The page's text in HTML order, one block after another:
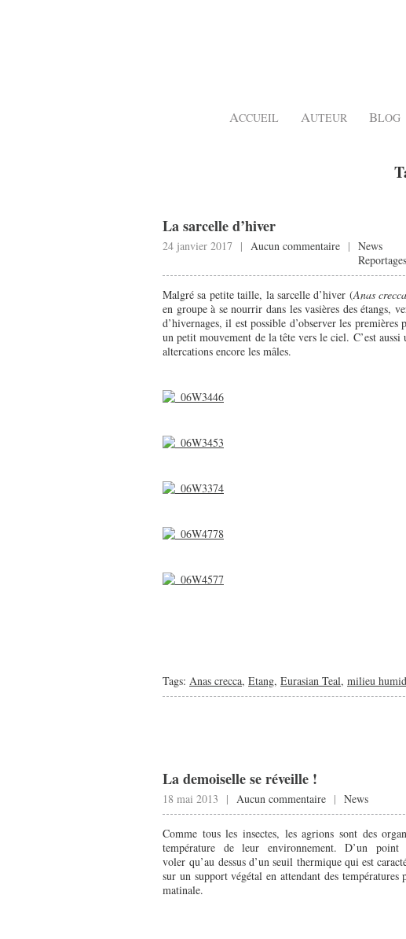
ACCUEIL AUTEUR BLOG
La sarcelle d’hiver
24 janvier 2017 | Aucun commentaire | News
Malgré sa petite taille, la sarcelle d’hiver (Anas
en groupe à se nourrir dans les vasières des étangs,
d’hivernages, il est possible d’observer les
un petit mouvement de la tête vers le ciel. C’est
altercations encore les mâles.
Tags: Anas crecca, Etang, Eurasian Teal, milieu
La demoiselle se réveille !
18 mai 2013 | Aucun commentaire | News
Comme tous les insectes, les agrions sont des
température de leur environnement. D’un
voler qu’au dessus d’un seuil thermique qui est
sur un support végétal en attendant des
matinale.